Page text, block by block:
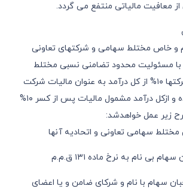
مالیاتی منتفع می گردد.
و خاص مختلط سهامی و شرکتهای تعاونی
با مسئولیت محدود تضامنی نسبی مختلط
غیرسهامی در این شرکتها ١٠% از کل درآمد به عنوان مالیات شرکت
محاسبه و وصول شده و ازکل درآمد مشمول مالیات پس از کسر ١٠%
زیر عمل خواهدشد:
سهامی تعاونی و اتحادیه آنها
بی نام به نرخ ماده ١٣١ ق.م.م
سهام با نام و شرکای ضامن و یا اعضای